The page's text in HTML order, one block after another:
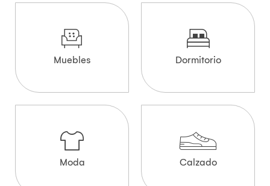
Muebles Dormitorio
Moda Calzado